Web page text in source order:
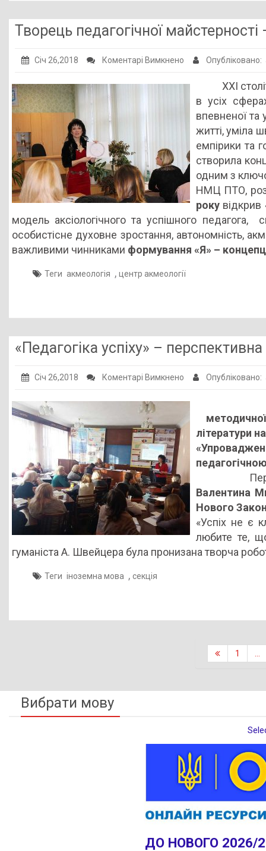
Творець педагогічної
Січ 26,2018 Коментарі Вимкнено до
педагогічної
майстерності
відлуння
духовного
XXI
століття
XXI
в усіх
впевненої та
житті, уміла
емпірики та
створила
одним з
НМЦ ПТО,
року відкрив
модель аксіологічного та успішного
особистісне духовне зростання, автономність,
важливими чинниками формування «Я» –
Теги акмеологія , центр акмеології
«Педагогіка успіху» –
Січ 26,2018 Коментарі Вимкнено до
перспективна
наука
сучасної
освіти
літератури
Валентина
Нового
«Успіх не є
любите те,
гуманіста А. Швейцера була пронизана творча
Теги іноземна мова , секція
1
Вибрати мову
ДО НОВОГО 2026/